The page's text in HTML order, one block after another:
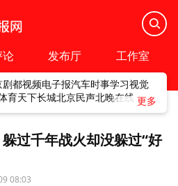
论 发布厅 工作室
剧都视频电子报汽车时事学习视觉
育天下长城北京民声北晚在线
过千年战火却没躲过“好
08:03